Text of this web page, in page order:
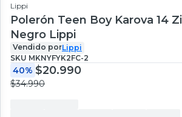
Lippi
Polerón Teen Boy Karova 14
Negro Lippi
Vendido porLippi
SKU MKNYFYK2FC-2
40% $20.990
$34.990